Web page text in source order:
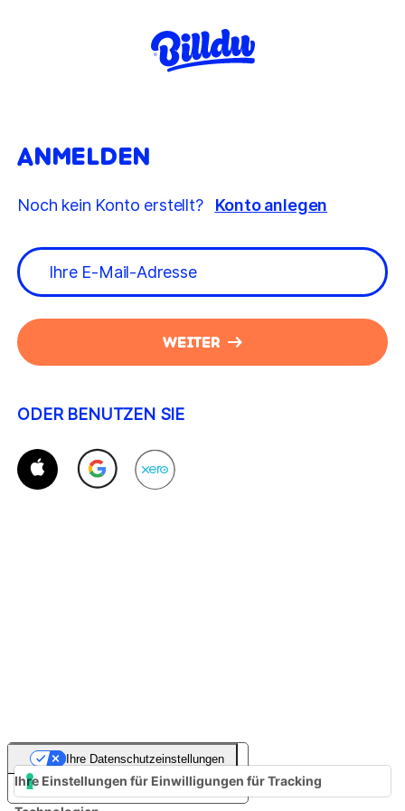
ANMELDEN
Noch kein Konto erstellt? Konto anlegen
WEITER
ODER BENUTZEN SIE
Hinweis bei Erhebung
Ihre Datenschutzeinstellungen
Ihre Einstellungen für Einwilligungen für Tracking